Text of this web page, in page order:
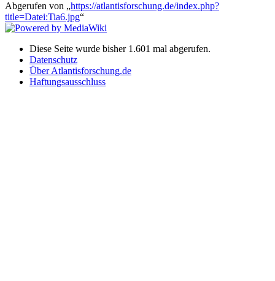
Abgerufen von „https://atlantisforschung.de/index.php?
title=Datei:Tia6.jpg“
Diese Seite wurde bisher 1.601 mal abgerufen.
Datenschutz
Über Atlantisforschung.de
Haftungsausschluss